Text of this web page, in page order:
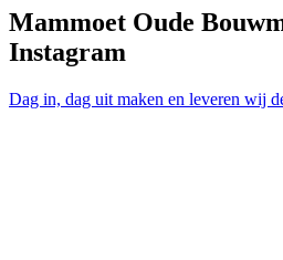
Mammoet Oude
Instagram
Dag in, dag uit maken en leveren wij